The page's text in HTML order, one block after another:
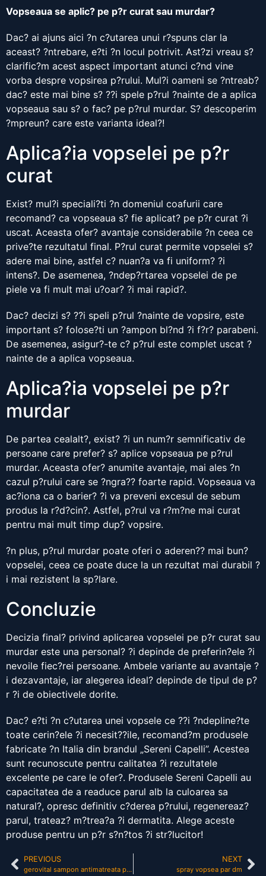
Vopseaua se aplic? pe p?r curat sau murdar?
Dac? ai ajuns aici ?n c?utarea unui r?spuns clar la
aceast? ?ntrebare, e?ti ?n locul potrivit. Ast?zi vreau s?
clarific?m acest aspect important atunci c?nd vine
vorba despre vopsirea p?rului. Mul?i oameni se ?ntreab?
dac? este mai bine s? ??i spele p?rul ?nainte de a aplica
vopseaua sau s? o fac? pe p?rul murdar. S? descoperim
?mpreun? care este varianta ideal?!
Aplica?ia vopselei pe p?r
curat
Exist? mul?i speciali?ti ?n domeniul coafurii care
recomand? ca vopseaua s? fie aplicat? pe p?r curat ?i
uscat. Aceasta ofer? avantaje considerabile ?n ceea ce
prive?te rezultatul final. P?rul curat permite vopselei s?
adere mai bine, astfel c? nuan?a va fi uniform? ?i
intens?. De asemenea, ?ndep?rtarea vopselei de pe
piele va fi mult mai u?oar? ?i mai rapid?.
Dac? decizi s? ??i speli p?rul ?nainte de vopsire, este
important s? folose?ti un ?ampon bl?nd ?i f?r? parabeni.
De asemenea, asigur?-te c? p?rul este complet uscat ?
nainte de a aplica vopseaua.
Aplica?ia vopselei pe p?r
murdar
De partea cealalt?, exist? ?i un num?r semnificativ de
persoane care prefer? s? aplice vopseaua pe p?rul
murdar. Aceasta ofer? anumite avantaje, mai ales ?n
cazul p?rului care se ?ngra?? foarte rapid. Vopseaua va
ac?iona ca o barier? ?i va preveni excesul de sebum
produs la r?d?cin?. Astfel, p?rul va r?m?ne mai curat
pentru mai mult timp dup? vopsire.
?n plus, p?rul murdar poate oferi o aderen?? mai bun?
vopselei, ceea ce poate duce la un rezultat mai durabil ?
i mai rezistent la sp?lare.
Concluzie
Decizia final? privind aplicarea vopselei pe p?r curat sau
murdar este una personal? ?i depinde de preferin?ele ?i
nevoile fiec?rei persoane. Ambele variante au avantaje ?
i dezavantaje, iar alegerea ideal? depinde de tipul de p?
r ?i de obiectivele dorite.
Dac? e?ti ?n c?utarea unei vopsele ce ??i ?ndepline?te
toate cerin?ele ?i necesit??ile, recomand?m produsele
fabricate ?n Italia din brandul „Sereni Capelli”. Acestea
sunt recunoscute pentru calitatea ?i rezultatele
excelente pe care le ofer?. Produsele Sereni Capelli au
capacitatea de a readuce parul alb la culoarea sa
natural?, opresc definitiv c?derea p?rului, regenereaz?
parul, trateaz? m?trea?a ?i dermatita. Alege aceste
produse pentru un p?r s?n?tos ?i str?lucitor!
PREVIOUS
gerovital sampon antimatreata pareri
NEXT
spray vopsea par dm